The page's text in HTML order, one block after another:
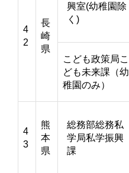
4
2
長
崎
県
興室(幼稚園除
く)
こども政策局こ
ども未来課（幼
稚園のみ）
4
3
熊
本
県
総務部総務私
学局私学振興
課